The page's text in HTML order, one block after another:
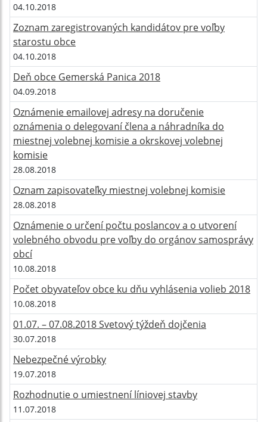
04.10.2018
Zoznam zaregistrovaných kandidátov pre voľby
starostu obce
04.10.2018
Deň obce Gemerská Panica 2018
04.09.2018
Oznámenie emailovej adresy na doručenie
oznámenia o delegovaní člena a náhradníka do
miestnej volebnej komisie a okrskovej volebnej
komisie
28.08.2018
Oznam zapisovateľky miestnej volebnej komisie
28.08.2018
Oznámenie o určení počtu poslancov a o utvorení
volebného obvodu pre voľby do orgánov samosprávy
obcí
10.08.2018
Počet obyvateľov obce ku dňu vyhlásenia volieb 2018
10.08.2018
01.07. – 07.08.2018 Svetový týždeň dojčenia
30.07.2018
Nebezpečné výrobky
19.07.2018
Rozhodnutie o umiestnení líniovej stavby
11.07.2018